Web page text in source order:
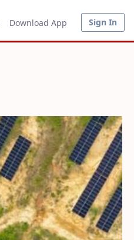
Download App Sign In